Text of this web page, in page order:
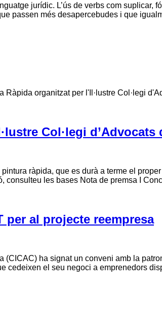
jurídic. L’ús de verbs com suplicar,
passen més desapercebudes i que
Ràpida organitzat per l'Il·lustre Col·legi
Col·legi d’Advocats
ràpida, que es durà a terme el
consulteu les bases Nota de premsa I
per al projecte reempresa
(CICAC) ha signat un conveni amb la
cedeixen el seu negoci a emprenedors